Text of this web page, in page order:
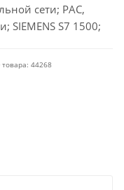
сети; PAC,
SIEMENS S7 1500;
44268